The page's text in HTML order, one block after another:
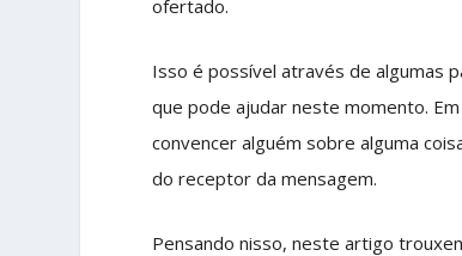
ofertado.
Isso é possível através de algumas
que pode ajudar neste momento.
convencer alguém sobre alguma
do receptor da mensagem.
Pensando nisso, neste artigo